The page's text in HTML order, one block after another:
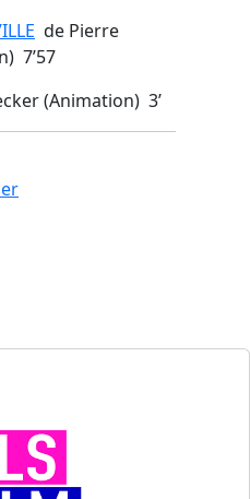
de Pierre
7’57
(Animation) 3’